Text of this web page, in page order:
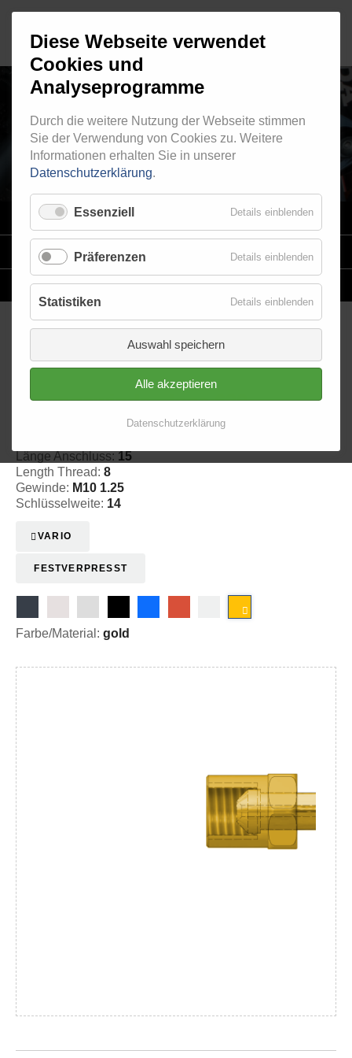
INNENGEWINDE - LOSE 620
VARIO
STAHLFLEX-LEITUNGSKITS FÜR MOTORRÄDER
EINZELLEITUNGENNACH MASS
Innengewinde - lose 620
Länge Anschluss: 15
Length Thread: 8
Gewinde: M10 1.25
Schlüsselweite: 14
VARIO
FESTVERPRESST
Farbe/Material: gold
Diese Webseite verwendet
Cookies und
Analyseprogramme
Durch die weitere Nutzung der Webseite stimmen
Sie der Verwendung von Cookies zu. Weitere
Informationen erhalten Sie in unserer
Datenschutzerklärung.
Essenziell Details einblenden
Präferenzen Details einblenden
Statistiken Details einblenden
Auswahl speichern
Alle akzeptieren
Datenschutzerklärung